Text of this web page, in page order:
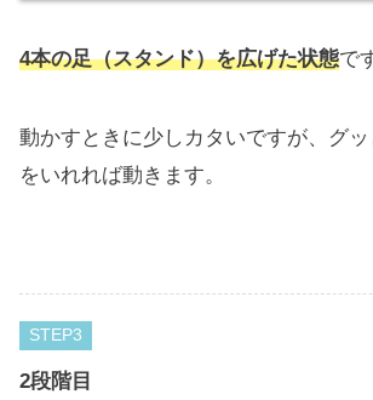
4本の足（スタンド）を広げた状態で
動かすときに少しカタいですが、グッ
をいれれば動きます。
STEP
2段階目